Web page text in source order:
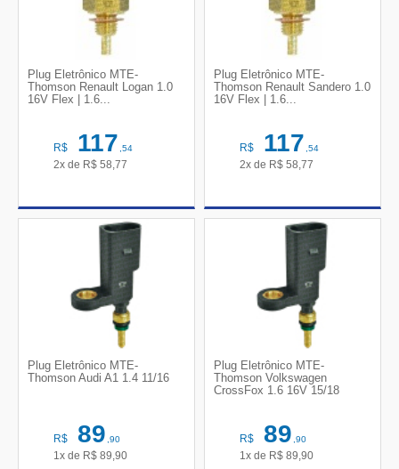
Plug Eletrônico MTE-
Thomson Renault Logan 1.0
16V Flex | 1.6...
R$ 117,54
2x de R$ 58,77
Plug Eletrônico MTE-
Thomson Renault Sandero 1.0
16V Flex | 1.6...
R$ 117,54
2x de R$ 58,77
Plug Eletrônico MTE-
Thomson Audi A1 1.4 11/16
R$ 89,90
1x de R$ 89,90
Plug Eletrônico MTE-
Thomson Volkswagen
CrossFox 1.6 16V 15/18
R$ 89,90
1x de R$ 89,90